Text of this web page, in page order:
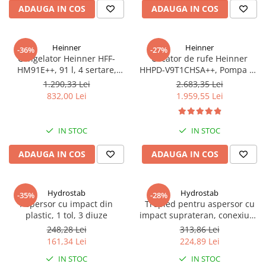
ADAUGA IN COS ADAUGA IN COS
-36% Heinner
Congelator Heinner HFF-
HM91E++, 91 l, 4 sertare,
Clasa E, Control mecanic, H 85
cm, Alb
1.290,33 Lei
832,00 Lei
IN STOC
ADAUGA IN COS
-27% Heinner
Uscator de rufe Heinner
HHPD-V9T1CHSA++, Pompa de
caldura, 9 kg, Clasa A++,
Functie Anti-sifonare, Argintiu
2.683,35 Lei
1.959,55 Lei
IN STOC
ADAUGA IN COS
-35% Hydrostab
Aspersor cu impact din
plastic, 1 tol, 3 diuze
248,28 Lei
161,34 Lei
IN STOC
-28% Hydrostab
Trepied pentru aspersor cu
impact suprateran, conexiune
cm
313,86 Lei
224,89 Lei
IN STOC